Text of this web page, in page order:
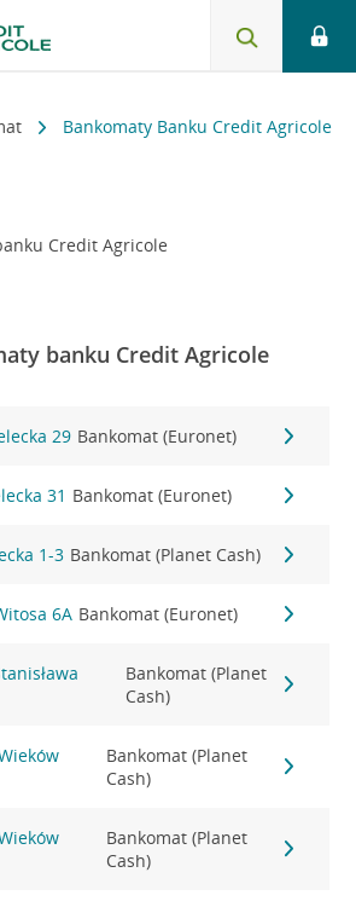
Bankomaty Banku Credit Agricole
Credit Agricole
banku Credit Agricole
29 Bankomat (Euronet)
31 Bankomat (Euronet)
1-3 Bankomat (Planet Cash)
6A Bankomat (Euronet)
Bankomat (Planet
Cash)
Bankomat (Planet
Cash)
Bankomat (Planet
Cash)